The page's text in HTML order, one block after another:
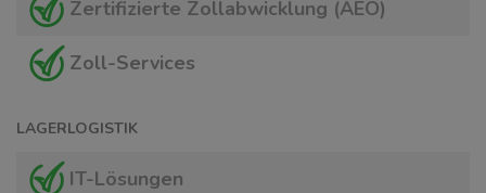
Zertifizierte Zollabwicklung (AEO)
Zoll-Services
LAGERLOGISTIK
IT-Lösungen